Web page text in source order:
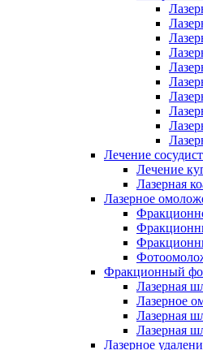
Лечение
Лечение
Лазерная
Лазерное
Фракционный
Лазерная
Лазерное
Лазерная
Лазерная
Лазерное